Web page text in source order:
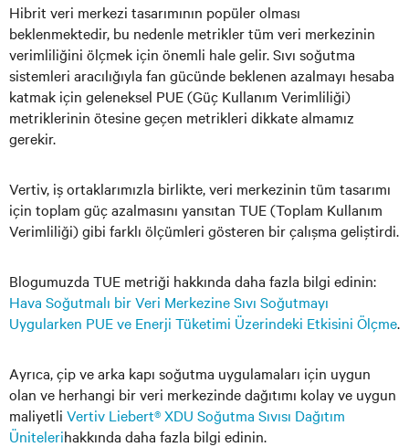
Hibrit veri merkezi tasarımının popüler olması
beklenmektedir, bu nedenle metrikler tüm veri merkezinin
verimliliğini ölçmek için önemli hale gelir. Sıvı soğutma
sistemleri aracılığıyla fan gücünde beklenen azalmayı hesaba
katmak için geleneksel PUE (Güç Kullanım Verimliliği)
metriklerinin ötesine geçen metrikleri dikkate almamız
gerekir.
Vertiv, iş ortaklarımızla birlikte, veri merkezinin tüm tasarımı
için toplam güç azalmasını yansıtan TUE (Toplam Kullanım
Verimliliği) gibi farklı ölçümleri gösteren bir çalışma geliştirdi.
Blogumuzda TUE metriği hakkında daha fazla bilgi edinin:
Hava Soğutmalı bir Veri Merkezine Sıvı Soğutmayı
Uygularken PUE ve Enerji Tüketimi Üzerindeki Etkisini Ölçme.
Ayrıca, çip ve arka kapı soğutma uygulamaları için uygun
olan ve herhangi bir veri merkezinde dağıtımı kolay ve uygun
maliyetli Vertiv Liebert® XDU Soğutma Sıvısı Dağıtım
Ünitelerihakkında daha fazla bilgi edinin.